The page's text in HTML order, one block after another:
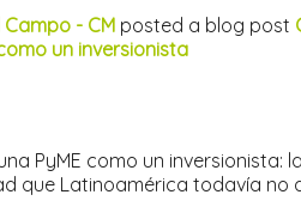
Campo - CMposted a blog post
un inversionista
PyME como un inversionista:
que Latinoamérica todavía no